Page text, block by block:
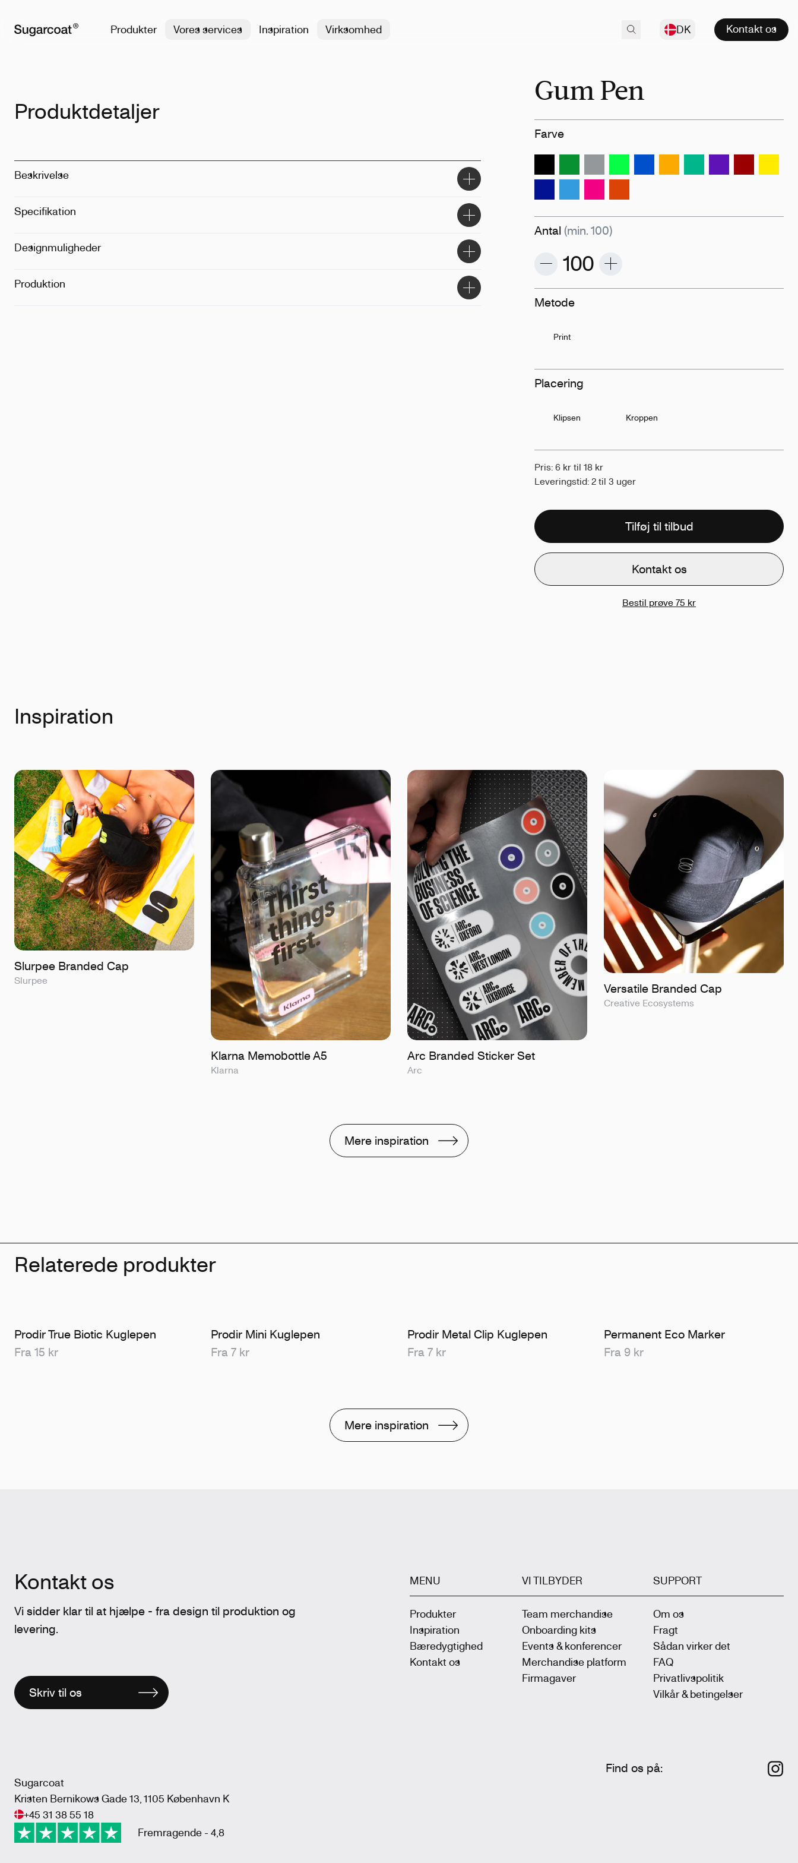
Produkter Vores services Inspiration Virksomhed DK Kontakt os
Produktdetaljer
Beskrivelse
Specifikation
Designmuligheder
Produktion
Gum Pen
Farve
Antal (min. 100)
Metode
Print
Placering
Klipsen Kroppen
Pris: 6 kr til 18 kr
Leveringstid: 2 til 3 uger
Tilføj til tilbud
Kontakt os
Bestil prøve 75 kr
Inspiration
Slurpee Branded Cap
Slurpee
Klarna Memobottle A5
Klarna
Arc Branded Sticker Set
Arc
Versatile Branded Cap
Creative Ecosystems
Mere inspiration
Relaterede produkter
Prodir True Biotic Kuglepen
Fra 15 kr
Prodir Mini Kuglepen
Fra 7 kr
Prodir Metal Clip Kuglepen
Fra 7 kr
Permanent Eco Marker
Fra 9 kr
Mere inspiration
Kontakt os
Vi sidder klar til at hjælpe - fra design til produktion og
levering.
Skriv til os
Sugarcoat
Kristen Bernikows Gade 13, 1105 København K
+45 31 38 55 18
Fremragende - 4,8
MENU
Produkter
Inspiration
Bæredygtighed
Kontakt os
VI TILBYDER
Team merchandise
Onboarding kits
Events & konferencer
Merchandise platform
Firmagaver
SUPPORT
Om os
Fragt
Sådan virker det
FAQ
Privatlivspolitik
Vilkår & betingelser
Find os på: